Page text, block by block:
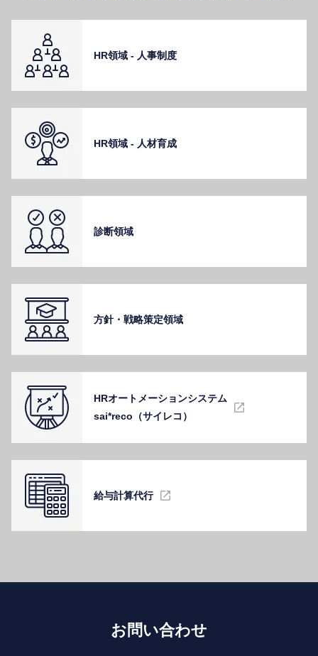
HR領域 - ⼈事制度
HR領域 - ⼈材育成
診断領域
⽅針・戦略策定領域
HRオートメーションシステム
sai*reco（サイレコ）
給与計算代⾏
お問い合わせ